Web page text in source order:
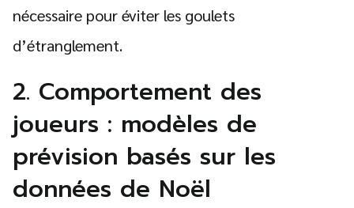
nécessaire pour éviter les goulets
d’étranglement.
2. Comportement des
joueurs : modèles de
prévision basés sur les
données de Noël